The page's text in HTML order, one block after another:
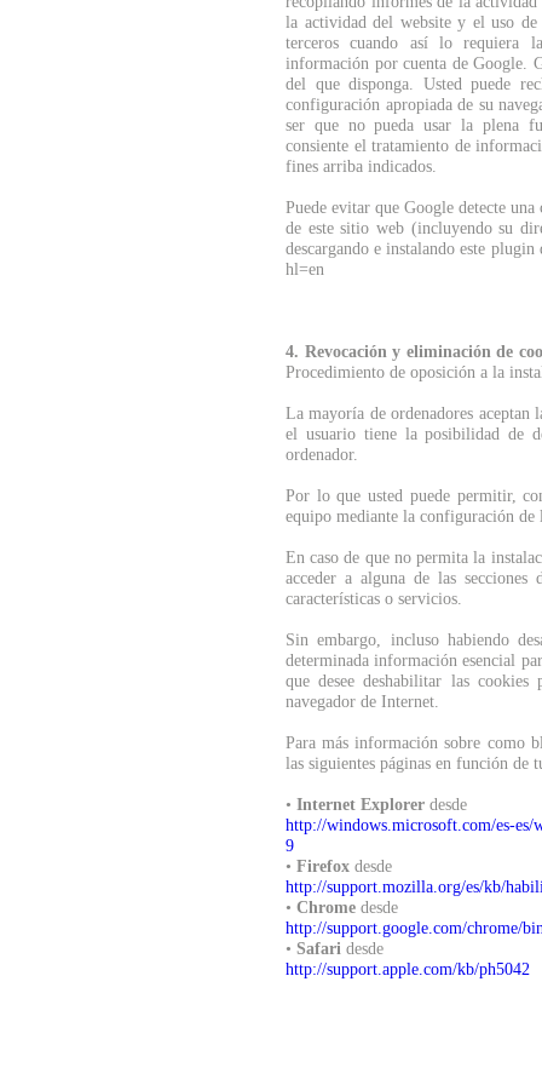
la actividad del website y el uso
terceros cuando así lo requiera
información por cuenta de Google.
del que disponga. Usted puede
configuración apropiada de su
ser que no pueda usar la plena
consiente el tratamiento de
fines arriba indicados.
Puede evitar que Google detecte
de este sitio web (incluyendo su
descargando e instalando este
hl=en
4. Revocación y eliminación de
Procedimiento de oposición a la
La mayoría de ordenadores
el usuario tiene la posibilidad de
ordenador.
Por lo que usted puede permitir,
equipo mediante la configuración de
En caso de que no permita la
acceder a alguna de las
características o servicios.
Sin embargo, incluso habiendo
determinada información esencial
que desee deshabilitar las cookies
navegador de Internet.
Para más información sobre como
las siguientes páginas en función de
• Internet Explorer desde
http://windows.microsoft.com/es-
9
• Firefox desde
http://support.mozilla.org/es/kb/
• Chrome desde
http://support.google.com/chrome/
• Safari desde
http://support.apple.com/kb/ph5042